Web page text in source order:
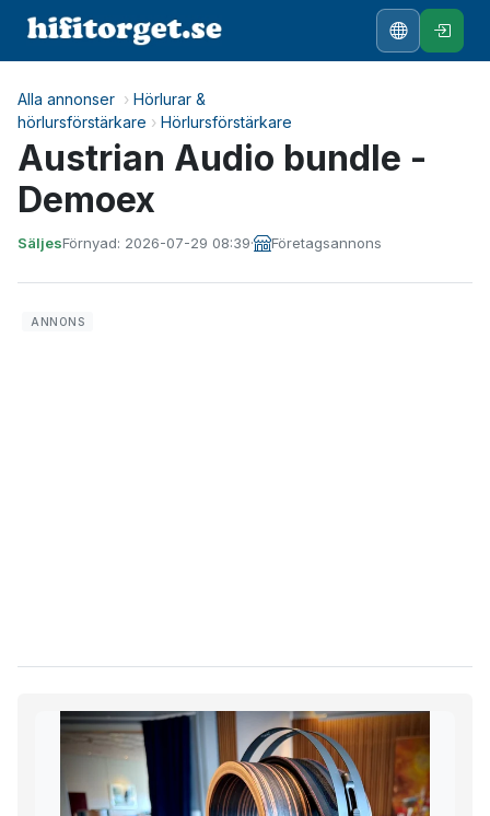
Alla annonser › Hörlurar &
hörlursförstärkare › Hörlursförstärkare
Austrian Audio bundle -
Demoex
SäljesFörnyad: 2026-07-29 08:39· Företagsannons